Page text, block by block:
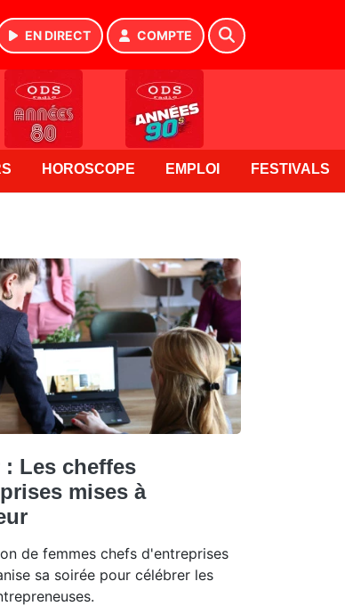
EN DIRECT COMPTE
HOROSCOPE EMPLOI FESTIVALS
: Les cheffes
mises à
de femmes chefs d'entreprises
sa soirée pour célébrer les